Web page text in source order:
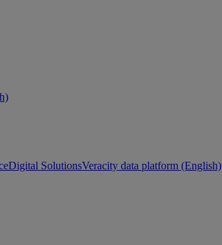
Digital SolutionsVeracity data platform (English)